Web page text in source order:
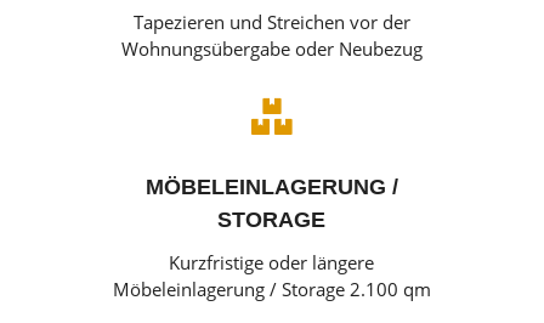
Tapezieren und Streichen vor der
Wohnungsübergabe oder Neubezug

MÖBELEINLAGERUNG /
STORAGE
Kurzfristige oder längere
Möbeleinlagerung / Storage 2.100 qm